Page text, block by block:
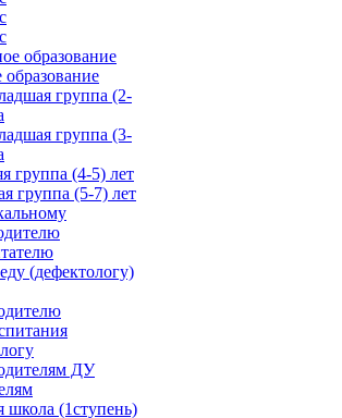
группа (2-
группа (3-
группа (4-5) лет
группа (5-7) лет
(дефектологу)
ДУ